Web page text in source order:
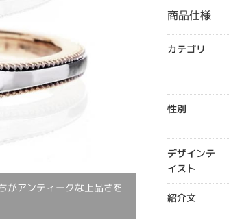
がアンティークな上品さを
商品仕様
カテゴリ
性別
デザインテ
イスト
紹介文